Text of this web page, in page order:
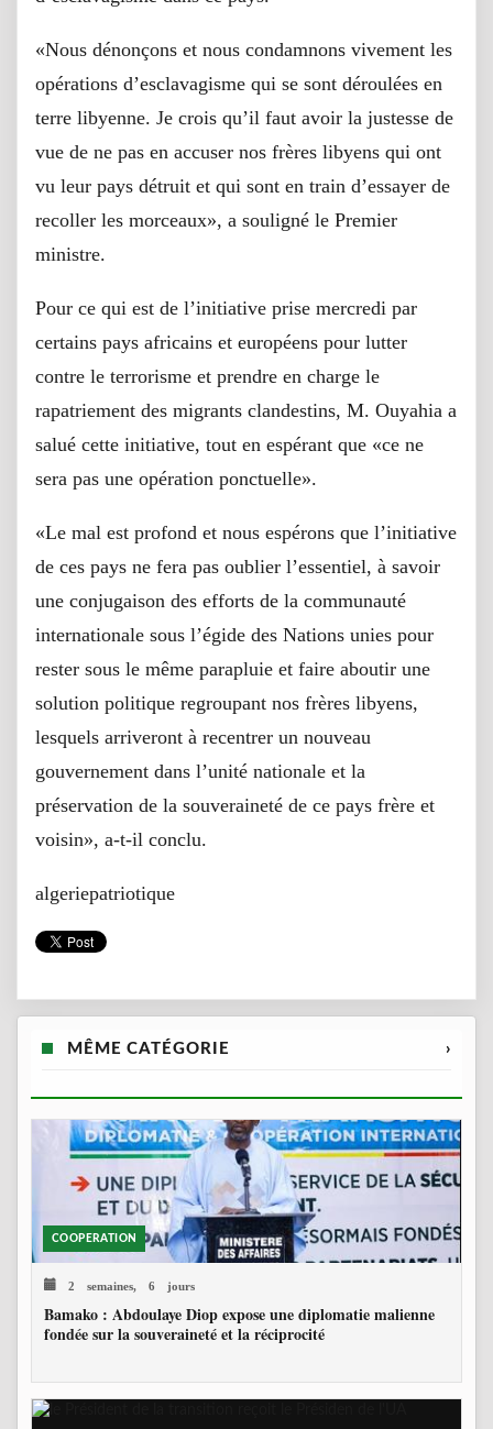
«Nous dénonçons et nous condamnons vivement les
opérations d’esclavagisme qui se sont déroulées en
terre libyenne. Je crois qu’il faut avoir la justesse de
vue de ne pas en accuser nos frères libyens qui ont
vu leur pays détruit et qui sont en train d’essayer de
recoller les morceaux», a souligné le Premier
ministre.
Pour ce qui est de l’initiative prise mercredi par
certains pays africains et européens pour lutter
contre le terrorisme et prendre en charge le
rapatriement des migrants clandestins, M. Ouyahia a
salué cette initiative, tout en espérant que «ce ne
sera pas une opération ponctuelle».
«Le mal est profond et nous espérons que l’initiative
de ces pays ne fera pas oublier l’essentiel, à savoir
une conjugaison des efforts de la communauté
internationale sous l’égide des Nations unies pour
rester sous le même parapluie et faire aboutir une
solution politique regroupant nos frères libyens,
lesquels arriveront à recentrer un nouveau
gouvernement dans l’unité nationale et la
préservation de la souveraineté de ce pays frère et
voisin», a-t-il conclu.
algeriepatriotique
MÊME CATÉGORIE ›
COOPERATION
2 semaines, 6 jours
Bamako : Abdoulaye Diop expose une diplomatie malienne
fondée sur la souveraineté et la réciprocité